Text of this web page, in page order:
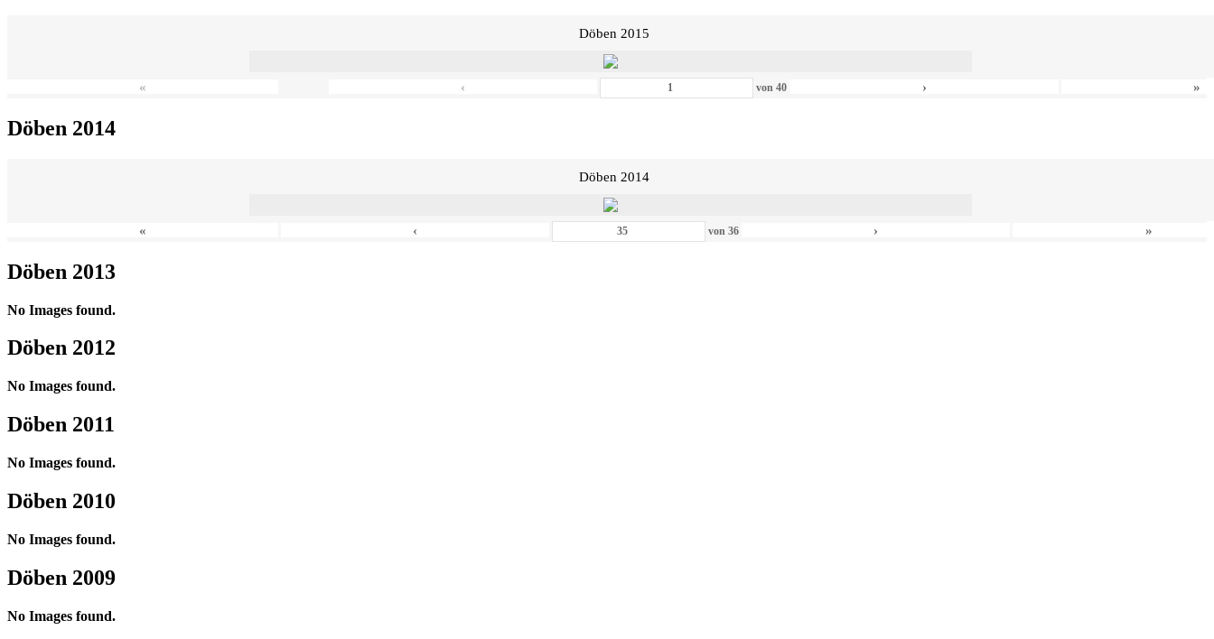
Döben 2015
« ‹ von40 › »
Döben 2014
Döben 2014
« ‹ von36 › »
Döben 2013
No Images found.
Döben 2012
No Images found.
Döben 2011
No Images found.
Döben 2010
No Images found.
Döben 2009
No Images found.